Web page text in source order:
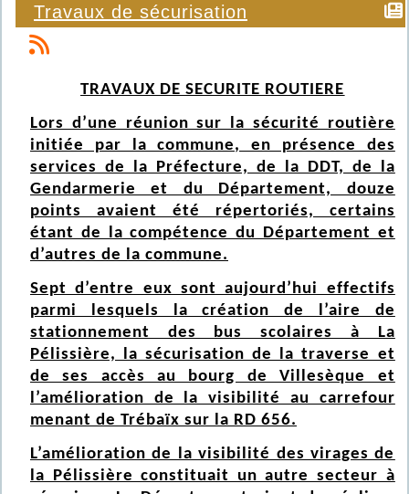
Travaux de sécurisation
TRAVAUX DE SECURITE ROUTIERE
Lors d’une réunion sur la sécurité routière
initiée par la commune, en présence des
services de la Préfecture, de la DDT, de la
Gendarmerie et du Département, douze
points avaient été répertoriés, certains
étant de la compétence du Département et
d’autres de la commune.
Sept d’entre eux sont aujourd’hui effectifs
parmi lesquels la création de l’aire de
stationnement des bus scolaires à La
Pélissière, la sécurisation de la traverse et
de ses accès au bourg de Villesèque et
l’amélioration de la visibilité au carrefour
menant de Trébaïx sur la RD 656.
L’amélioration de la visibilité des virages de
la Pélissière constituait un autre secteur à